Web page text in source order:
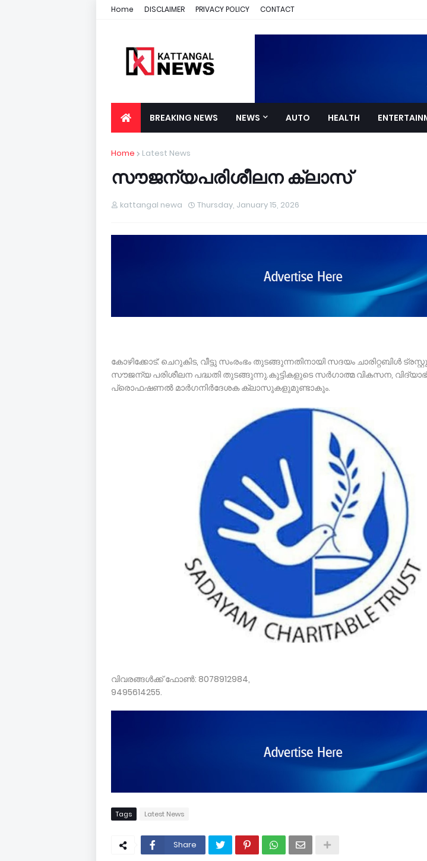
Home DISCLAIMER PRIVACY POLICY CONTACT
BREAKING NEWS NEWS AUTO HEALTH
Home Latest News
സൗജന്യപരിശീലന ക്ലാസ്
kattangal newa Thursday, January 15, 2026
കോഴിക്കോട്: ചെറുകിട, വീട്ടു സംരംഭം തുടങ്ങുന്നതിനായി സദയം ചാരിറ്റബിൾ
സൗജന്യ പരിശീലന പദ്ധതി തുടങ്ങുന്നു.കുട്ടികളുടെ സർഗാത്മ വികസന,
പ്രൊഫഷണൽ മാർഗനിർദേശക ക്ലാസുകളുമുണ്ടാകും.
വിവരങ്ങൾക്ക് ഫോൺ: 8078912984,
9495614255.
Tags Latest News
Share